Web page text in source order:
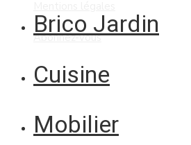
Abonnez-vous
Brico Jardin
Cuisine
Mobilier